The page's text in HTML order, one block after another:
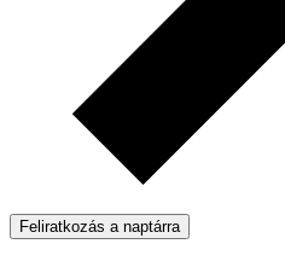
Feliratkozás a naptárra